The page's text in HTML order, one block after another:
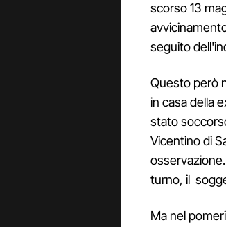
scorso 13
seguito
Questo però
in casa della
stato
Vicentino di
turno, il
Ma nel